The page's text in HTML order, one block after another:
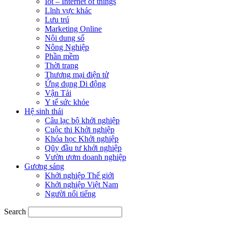
Lĩnh vực khác
Lưu trú
Marketing Online
Nội dung số
Nông Nghiệp
Phần mềm
Thời trang
Thương mại điện tử
Ứng dụng Di động
Vận Tải
Y tế sức khỏe
Hệ sinh thái
Câu lạc bộ khởi nghiệp
Cuộc thi Khởi nghiệp
Khóa học Khởi nghiệp
Qũy đầu tư khởi nghiệp
Vườn ươm doanh nghiệp
Gương sáng
Khởi nghiệp Thế giới
Khởi nghiệp Việt Nam
Người nổi tiếng
Search